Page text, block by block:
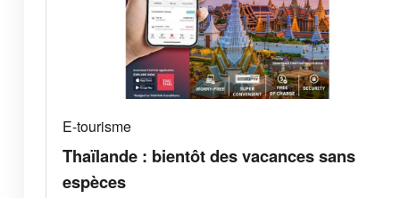
E-tourisme
Thaïlande : bientôt des vacances sans
espèces